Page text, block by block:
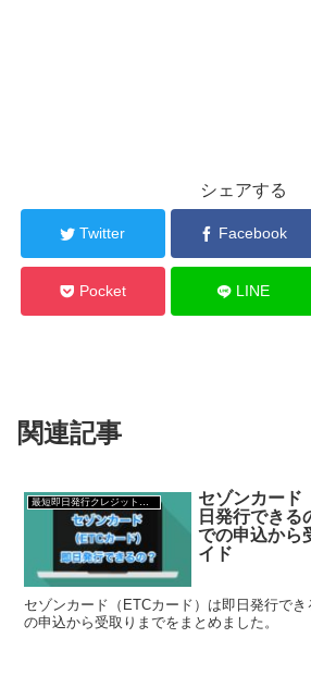
シェアする
Twitter Facebook
Pocket LINE
関連記事
最短即日発行クレジットカード
セゾンカード
日発行できる
での申込から
イド
セゾンカード（ETCカード）は即日発行で
の申込から受取りまでをまとめました。